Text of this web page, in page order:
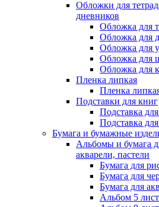
Обложки для
дневников
Обложка для
Обложка для
Обложка для
Обложка для
Обложка для
Пленка липкая
Пленка
Подставки для книг
Подставка
Подставка
Бумага и бумажные
Альбомы и бумага
акварели, пастели
Бумага для
Бумага для
Бумага для
Альбом 5